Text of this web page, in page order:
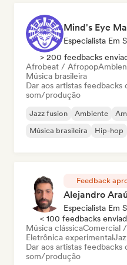
Mind's Eye
Especialista Em
> 200 feedbacks
Afrobeat / Afropop
Música brasileira
Dar aos artistas feedbacks
som/produção
Jazz fusion Ambiente
Música brasileira
Hip-hop
Feedback
Alejandro
Especialista Em
< 100 feedbacks
Música clássicaComercial
Eletrônica experimental
Dar aos artistas feedbacks
som/produção